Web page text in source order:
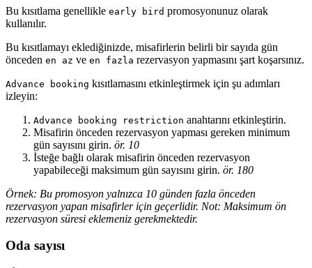
Bu kısıtlama genellikle early bird promosyonunuz olarak
kullanılır.
Bu kısıtlamayı eklediğinizde, misafirlerin belirli bir sayıda gün
önceden en az ve en fazla rezervasyon yapmasını şart koşarsınız.
Advance booking kısıtlamasını etkinleştirmek için şu adımları
izleyin:
Advance booking restriction anahtarını etkinleştirin.
Misafirin önceden rezervasyon yapması gereken minimum
gün sayısını girin. ör. 10
İsteğe bağlı olarak misafirin önceden rezervasyon
yapabileceği maksimum gün sayısını girin. ör. 180
Örnek: Bu promosyon yalnızca 10 günden fazla önceden
rezervasyon yapan misafirler için geçerlidir. Not: Maksimum ön
rezervasyon süresi eklemeniz gerekmektedir.
Oda sayısı